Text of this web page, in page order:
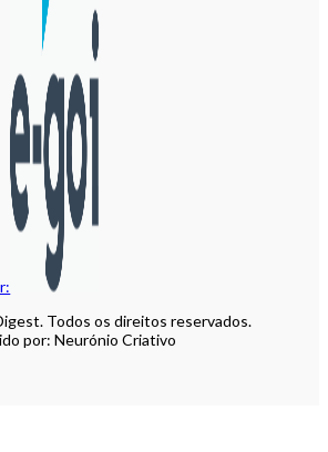
Todos os direitos reservados.
por: Neurónio Criativo